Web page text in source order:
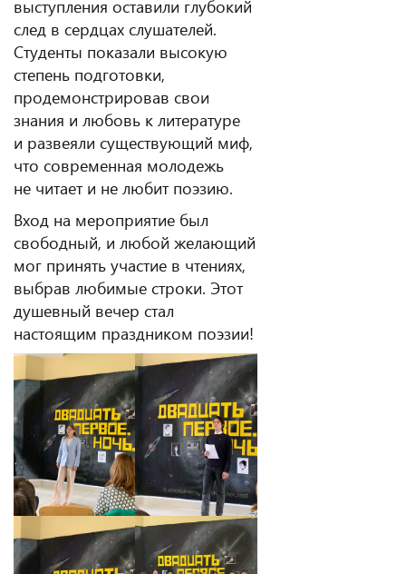
выступления оставили глубокий
след в сердцах слушателей.
Студенты показали высокую
степень подготовки,
продемонстрировав свои
знания и любовь к литературе
и развеяли существующий миф,
что современная молодежь
не читает и не любит поэзию.
Вход на мероприятие был
свободный, и любой желающий
мог принять участие в чтениях,
выбрав любимые строки. Этот
душевный вечер стал
настоящим праздником поэзии!